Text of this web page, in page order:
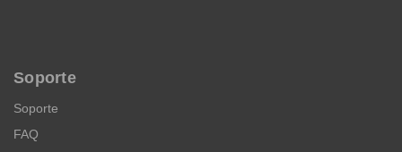
Soporte
Soporte
FAQ